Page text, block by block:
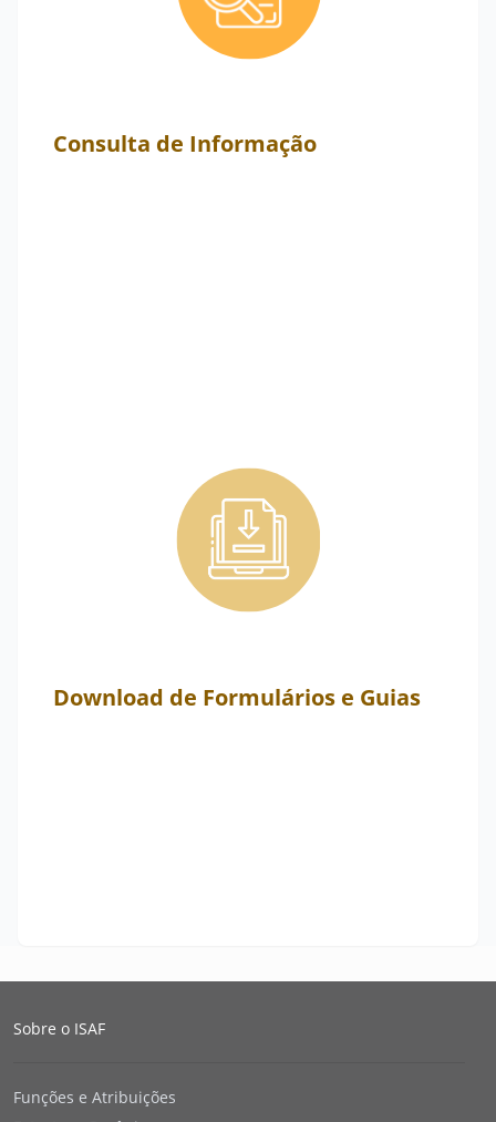
Consulta de Informação
Download de Formulários e Guias
Sobre o ISAF
Funções e Atribuições